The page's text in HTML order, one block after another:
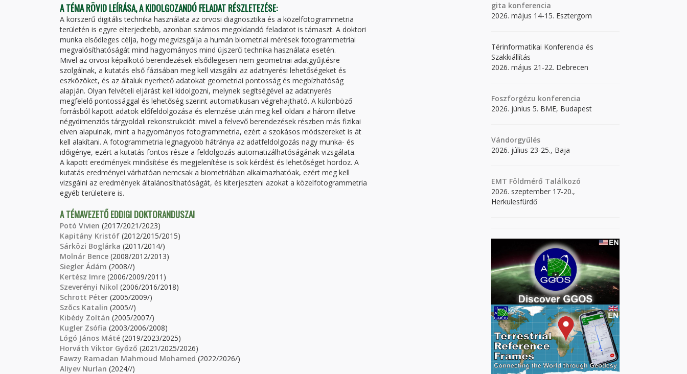
A TÉMA RÖVID LEÍRÁSA, A KIDOLGOZANDÓ FELADAT RÉSZLETEZÉSE:
A korszerű digitális technika használata az orvosi diagnosztika és a közelfotogrammetria
területén is egyre elterjedtebb, azonban számos megoldandó feladatot is támaszt. A doktori
munka elsődleges célja, hogy megvizsgálja a humán biometriai mérések fotogrammetriai
megvalósíthatóságát mind hagyományos mind újszerű technika használata esetén.
Mivel az orvosi képalkotó berendezések elsődlegesen nem geometriai adatgyűjtésre
szolgálnak, a kutatás első fázisában meg kell vizsgálni az adatnyerési lehetőségeket és
eszközöket, és az általuk nyerhető adatokat geometriai pontosság és megbízhatóság
alapján. Olyan felvételi eljárást kell kidolgozni, melynek segítségével az adatnyerés
megfelelő pontossággal és lehetőség szerint automatikusan végrehajtható. A különböző
forrásból kapott adatok előfeldolgozása és elemzése után meg kell oldani a három illetve
négydimenziós tárgyoldali rekonstrukciót: mivel a felvevő berendezések részben más fizikai
elven alapulnak, mint a hagyományos fotogrammetria, ezért a szokásos módszereket is át
kell alakítani. A fotogrammetria legnagyobb hátránya az adatfeldolgozás nagy munka- és
időigénye, ezért a kutatás fontos része a feldolgozás automatizálhatóságának vizsgálata.
A kapott eredmények minősítése és megjelenítése is sok kérdést és lehetőséget hordoz. A
kutatás eredményei várhatóan nemcsak a biometriában alkalmazhatóak, ezért meg kell
vizsgálni az eredmények általánosíthatóságát, és kiterjeszteni azokat a közelfotogrammetria
egyéb területeire is.
A TÉMAVEZETŐ EDDIGI DOKTORANDUSZAI
Potó Vivien (2017/2021/2023)
Kapitány Kristóf (2012/2015/2015)
Sárközi Boglárka (2011/2014/)
Molnár Bence (2008/2012/2013)
Siegler Ádám (2008//)
Kertész Imre (2006/2009/2011)
Szeverényi Nikol (2006/2016/2018)
Schrott Péter (2005/2009/)
Szõcs Katalin (2005//)
Kibédy Zoltán (2005/2007/)
Kugler Zsófia (2003/2006/2008)
Lógó János Máté (2019/2023/2025)
Horváth Viktor Győző (2021/2025/2026)
Fawzy Ramadan Mahmoud Mohamed (2022/2026/)
Aliyev Nurlan (2024//)
gita konferencia
2026. május 14-15. Esztergom
Térinformatikai Konferencia és
Szakkiállítás
2026. május 21-22. Debrecen
Foszforgézu konferencia
2026. június 5. BME, Budapest
Vándorgyűlés
2026. július 23-25., Baja
EMT Földmérő Találkozó
2026. szeptember 17-20.,
Herkulesfürdő